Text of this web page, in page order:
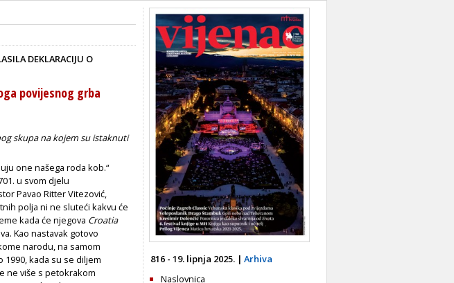
DEKLARACIJU O
povijesnog grba
skupa na kojem su istaknuti
one našega roda kob.“
u svom djelu
Pavao Ritter Vitezović,
polja ni ne sluteći kakvu će
kada će njegova Croatia
Kao nastavak gotovo
narodu, na samom
kada su se diljem
ne više s petokrakom
816 - 19. lipnja 2025. | Arhiva
Naslovnica